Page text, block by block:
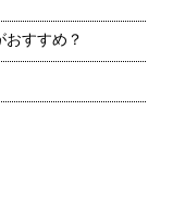
すすめ？